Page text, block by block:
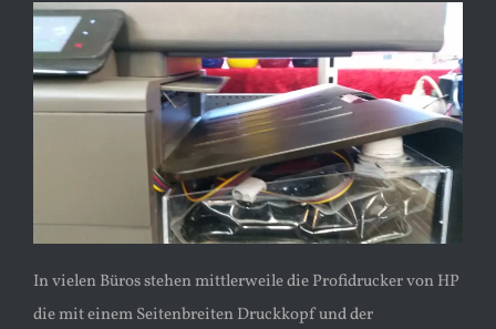
In vielen Büros stehen mittlerweile die Profidrucker von HP
die mit einem Seitenbreiten Druckkopf und der